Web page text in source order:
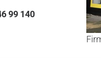
99 140